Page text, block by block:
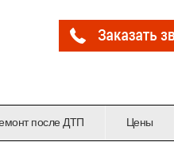
после ДТП Цены